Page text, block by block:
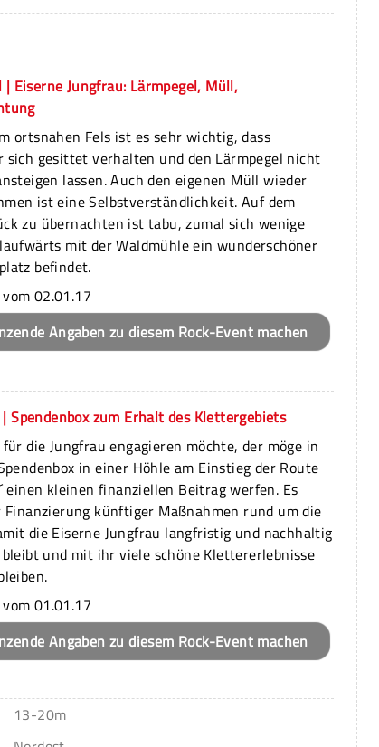
| Eiserne Jungfrau: Lärmpegel, Müll,
ortsnahen Fels ist es sehr wichtig, dass
sich gesittet verhalten und den Lärmpegel nicht
lassen. Auch den eigenen Müll wieder
ist eine Selbstverständlichkeit. Auf dem
zu übernachten ist tabu, zumal sich wenige
mit der Waldmühle ein wunderschöner
befindet.
02.01.17
Angaben zu diesem Rock-Event machen
Spendenbox zum Erhalt des Klettergebiets
die Jungfrau engagieren möchte, der möge in
in einer Höhle am Einstieg der Route
einen kleinen finanziellen Beitrag werfen. Es
künftiger Maßnahmen rund um die
die Eiserne Jungfrau langfristig und nachhaltig
und mit ihr viele schöne Klettererlebnisse
01.01.17
Angaben zu diesem Rock-Event machen
13-20m